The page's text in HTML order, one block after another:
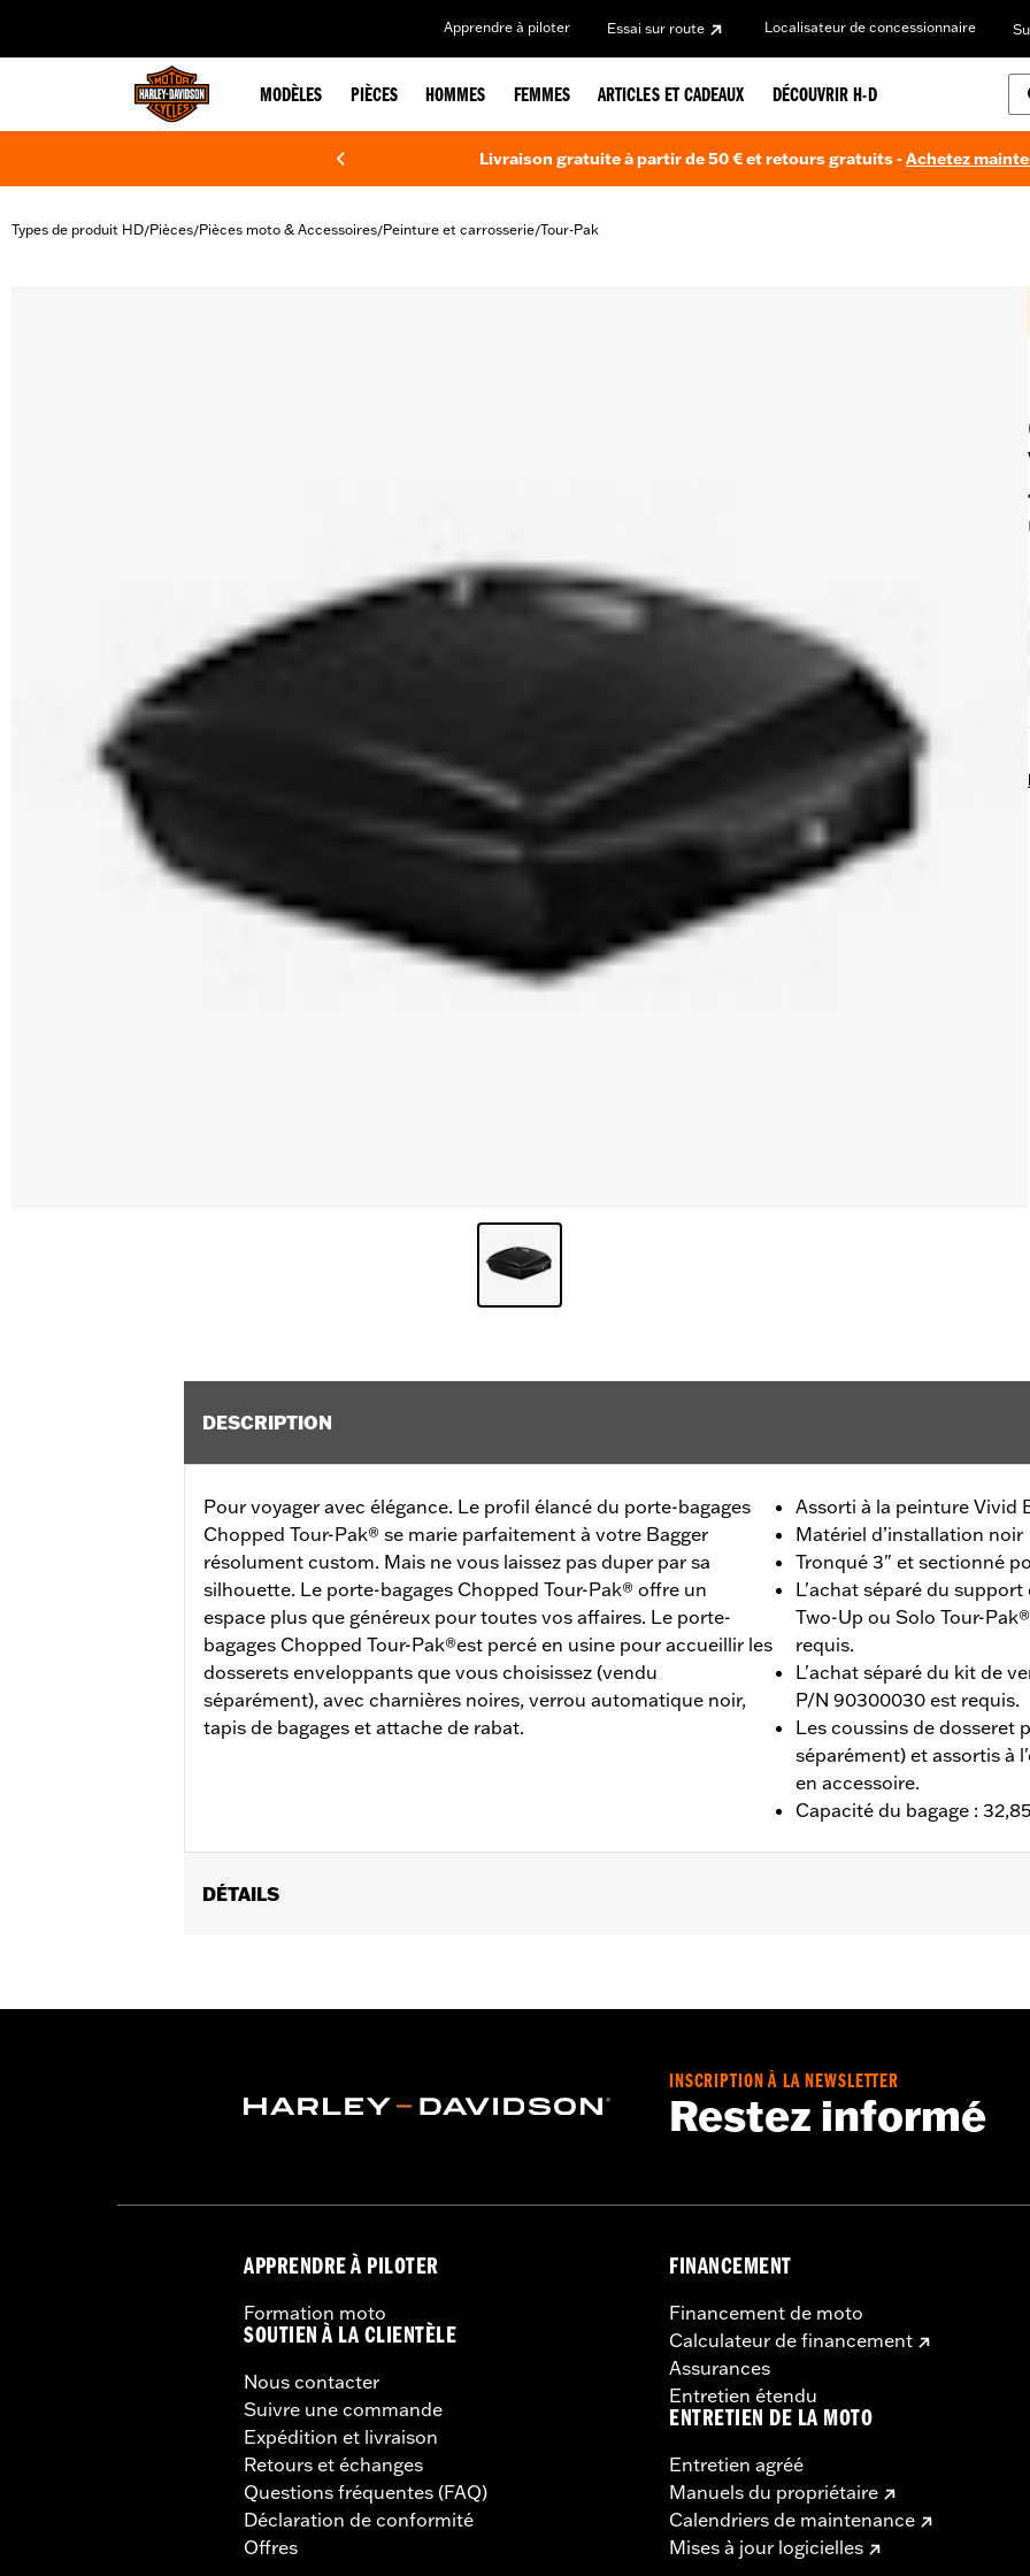
Apprendre à piloter Essai sur route Localisateur de concessionnaire
MODÈLES PIÈCES HOMMES FEMMES ARTICLES ET CADEAUX DÉCOUVRIR H-D
Livraison gratuite à partir de 50 € et retours gratuits -Achetez
Types de produit HD/Pièces/Pièces moto & Accessoires/Peinture et carrosserie/Tour-Pak
DESCRIPTION
Pour voyager avec élégance. Le profil élancé du porte-bagages
Chopped Tour-Pak® se marie parfaitement à votre Bagger
résolument custom. Mais ne vous laissez pas duper par sa
silhouette. Le porte-bagages Chopped Tour-Pak® offre un
espace plus que généreux pour toutes vos affaires. Le porte-
bagages Chopped Tour-Pak®est percé en usine pour accueillir les
dosserets enveloppants que vous choisissez (vendu
séparément), avec charnières noires, verrou automatique noir,
tapis de bagages et attache de rabat.
Assorti à la peinture Vivid
Matériel d’installation noir
Tronqué 3" et sectionné
L'achat séparé du
Two-Up ou Solo Tour-
requis.
L'achat séparé du kit de
P/N 90300030 est requis.
Les coussins de dosseret
séparément) et assortis à
en accessoire.
Capacité du bagage :
DÉTAILS
et d'un kit de fixation adapté est requis. L’achat séparé du kit de verrouillage Tour-Pak P/N
l’achat séparé du kit d’entretoises P/N 53001105A. Les modèles FLTRXSTSE et FLHXSTSE
d’un kit de conversion P/N 54000383. Les modèles Limited de 2026 n’utiliseront pas le Chopped
Instructions d’installation
Largeur:25.9 Inches
GARANTIE:Garantie limitée d'un an - Rendez-vous sur www.h-d.com/warranty
INSCRIPTION À LA NEWSLETTER
Restez informé
APPRENDRE À PILOTER
Formation moto
SOUTIEN À LA CLIENTÈLE
Nous contacter
Suivre une commande
Expédition et livraison
Retours et échanges
Questions fréquentes (FAQ)
Déclaration de conformité
Offres
FINANCEMENT
Financement de moto
Calculateur de financement
Assurances
Entretien étendu
ENTRETIEN DE LA MOTO
Entretien agréé
Manuels du propriétaire
Calendriers de maintenance
Mises à jour logicielles